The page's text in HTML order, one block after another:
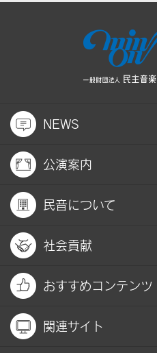
NEWS
公演案内
民音について
社会貢献
おすすめコンテンツ
関連サイト